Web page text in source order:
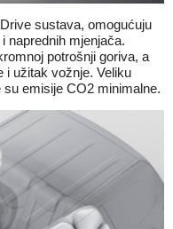
sustava, omogućuju
naprednih mjenjača.
potrošnji goriva, a
i užitak vožnje. Veliku
emisije CO2 minimalne.